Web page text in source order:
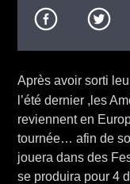
Après avoir sorti
l’été dernier ,les
reviennent en
tournée… afin de
jouera dans des
se produira pour 4